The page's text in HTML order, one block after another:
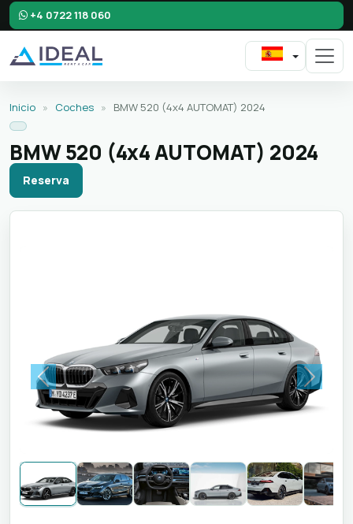
+4 0722 118 060
Inicio » Coches » BMW 520 (4x4 AUTOMAT) 2024
BMW 520 (4x4 AUTOMAT) 2024
Reserva
Previous Next